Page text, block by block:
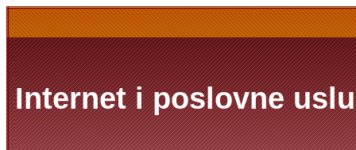
Internet i poslovne